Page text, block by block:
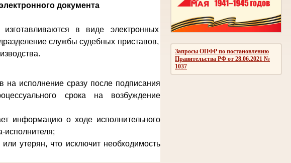
Запросы ОПФР по постановлению
Правительства РФ от 28.06.2021 №
1037
документа
в виде электронных
службы судебных приставов,
на исполнение сразу после подписания
срока на возбуждение
информацию о ходе исполнительного
исполнителя;
утерян, что исключит необходимость